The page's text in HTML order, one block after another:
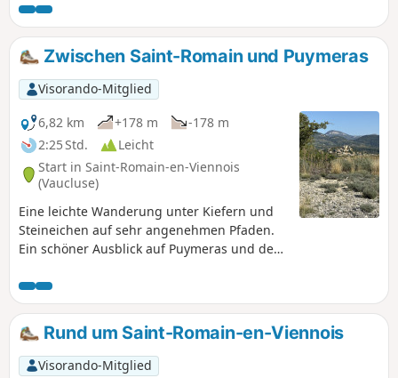
sehr langen Schienbeinen gefunden.
Sie sind der Grund für den Namen des
Ortes.Zwischen Saint-Romain und Puymeras
Visorando-Mitglied
6,82 km
+178 m
-178 m
2:25 Std.
Leicht
Start in Saint-Romain-en-Viennois
(Vaucluse)
Eine leichte Wanderung unter Kiefern und
Steineichen auf sehr angenehmen Pfaden.
Ein schöner Ausblick auf Puymeras und den
Rund um Saint-Romain-en-Viennois
Visorando-Mitglied